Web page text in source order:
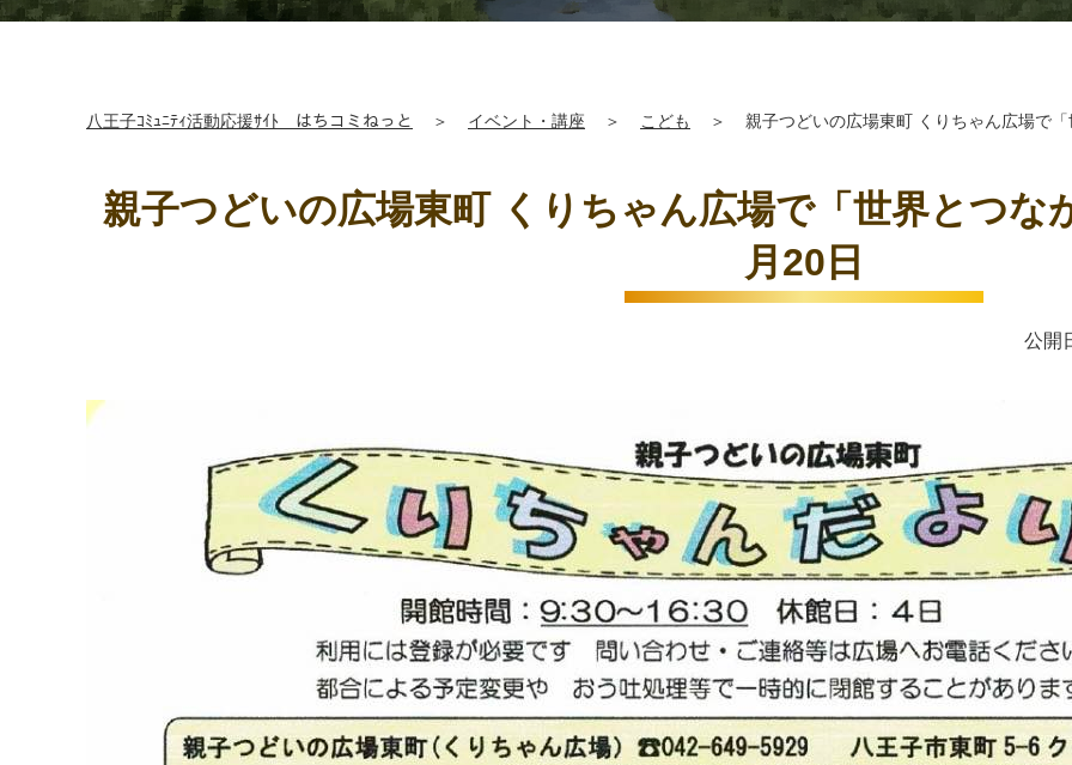
八王子ｺﾐｭﾆﾃｨ活動応援ｻｲﾄ はちコミねっと ＞ イベント・講座 ＞ こども ＞ 親子つどいの広場東町 くりちゃん広場で
親子つどいの広場東町 くりちゃん広場で「世界とつな
月20日
公開